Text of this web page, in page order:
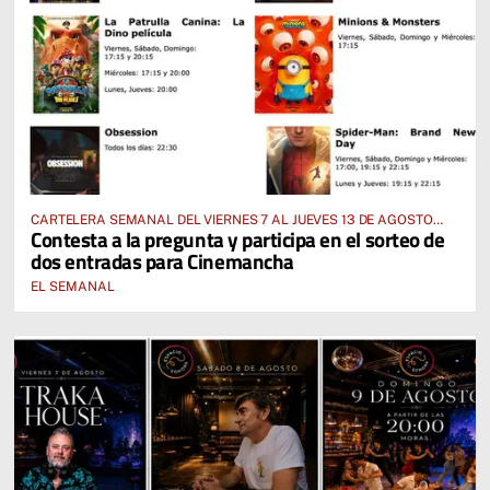
CARTELERA SEMANAL DEL VIERNES 7 AL JUEVES 13 DE AGOSTO
2026
Contesta a la pregunta y participa en el sorteo de
dos entradas para Cinemancha
EL SEMANAL